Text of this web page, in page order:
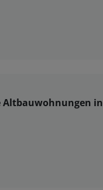
Altbauwohnungen in